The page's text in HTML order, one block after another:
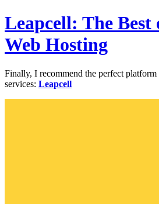
Leapcell: The Best
Web Hosting
Finally, I recommend the perfect
services: Leapcell